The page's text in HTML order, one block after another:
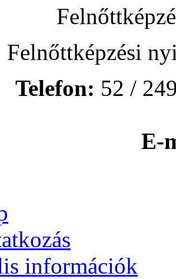
Felnőttképzési
Telefon: 52 /
E-
információk